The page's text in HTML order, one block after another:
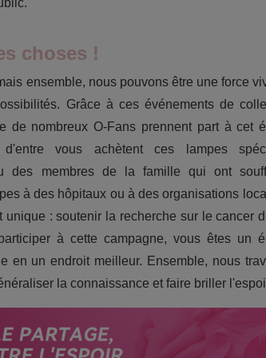
choses !
ensemble, nous pouvons être une force
Grâce à ces événements de
de nombreux O-Fans prennent part à cet
vous achètent ces lampes
des membres de la famille qui ont
à des hôpitaux ou à des organisations
unique : soutenir la recherche sur le cancer
à cette campagne, vous êtes un
en un endroit meilleur. Ensemble, nous
la connaissance et faire briller